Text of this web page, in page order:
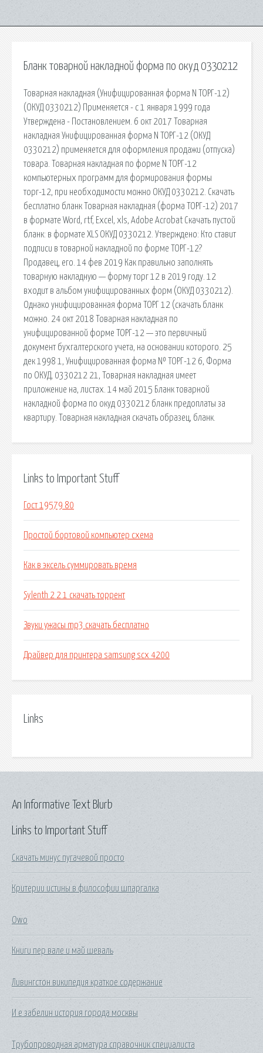
Бланк товарной накладной форма по окуд 0330212
Товарная накладная (Унифицированная форма N ТОРГ-12)
(ОКУД 0330212) Применяется - с 1 января 1999 года
Утверждена - Постановлением. 6 окт 2017 Товарная
накладная Унифицированная форма N ТОРГ-12 (ОКУД
0330212) применяется для оформления продажи (отпуска)
товара. Товарная накладная по форме N ТОРГ-12
компьютерных программ для формирования формы
торг-12, при необходимости можно ОКУД 0330212. Скачать
бесплатно бланк Товарная накладная (форма ТОРГ-12) 2017
в формате Word, rtf, Excel, xls, Adobe Acrobat Скачать пустой
бланк: в формате XLS ОКУД 0330212. Утверждено: Кто ставит
подписи в товарной накладной по форме ТОРГ-12?
Продавец, его. 14 фев 2019 Как правильно заполнять
товарную накладную — форму торг 12 в 2019 году. 12
входит в альбом унифицированных форм (ОКУД 0330212).
Однако унифицированная форма ТОРГ 12 (скачать бланк
можно. 24 окт 2018 Товарная накладная по
унифицированной форме ТОРГ-12 — это первичный
документ бухгалтерского учета, на основании которого. 25
дек 1998 1, Унифицированная форма № ТОРГ-12 6, Форма
по ОКУД, 0330212 21, Товарная накладная имеет
приложение на, листах. 14 май 2015 Бланк товарной
накладной форма по окуд 0330212 бланк предоплаты за
квартиру. Товарная накладная скачать образец, бланк.
Links to Important Stuff
Гост 19579 80
Простой бортовой компьютер схема
Как в эксель суммировать время
Sylenth 2 2 1 скачать торрент
Звуки ужасы mp3 скачать бесплатно
Драйвер для принтера samsung scx 4200
Links
Links to Important Stuff
Скачать минус пугачевой просто
Критерии истины в философии шпаргалка
Owo
Книги пер вале и май шеваль
Ливингстон википедия краткое содержание
И е забелин история города москвы
Трубопроводная арматура справочник специалиста
An Informative Text Blurb